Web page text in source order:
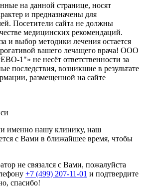
на данной странице, носят
и предназначены для
Посетители сайта не должны
медицинских рекомендаций.
и выбор методики лечения остается
вашего лечащего врача! ООО
1"» не несёт ответственности за
последствия, возникшие в результате
размещенной на сайте
именно нашу клинику, наш
с Вами в ближайшее время, чтобы
не связался с Вами, пожалуйста
+7 (499) 207-11-01 и подтвердите
спасибо!